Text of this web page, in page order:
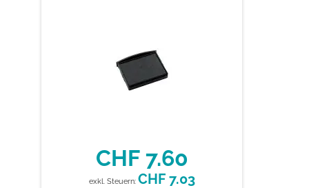
CHF 7.60
CHF 7.03